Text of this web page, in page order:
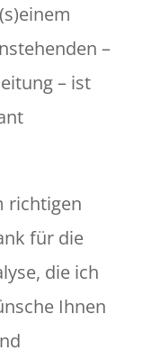
–
– ist
richtigen
für die
die ich
Ihnen